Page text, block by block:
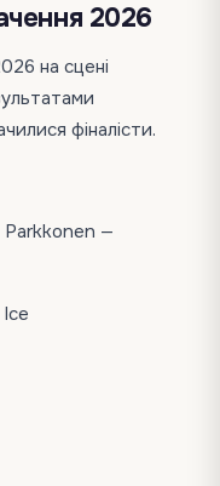
2026
на сцені
фіналісти.
Parkkonen —